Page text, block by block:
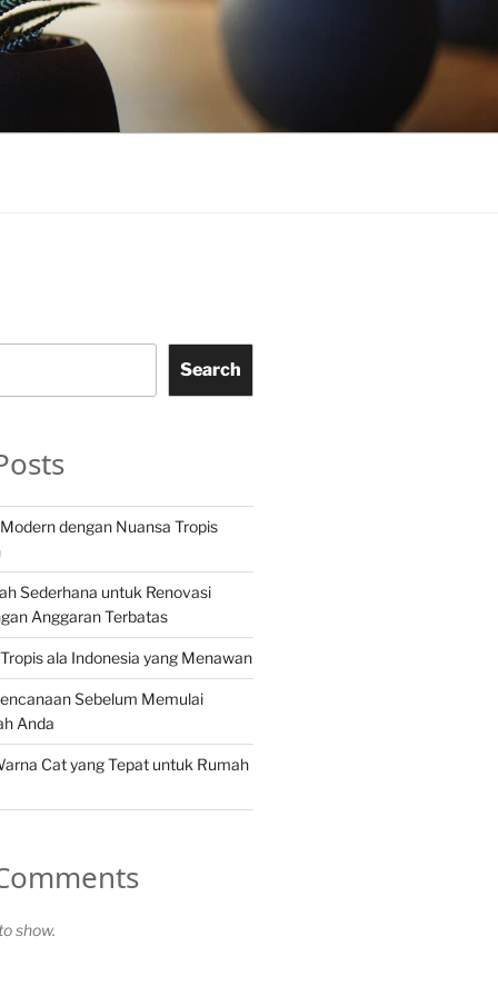
Search
dengan Nuansa Tropis
Sederhana untuk Renovasi
Anggaran Terbatas
ala Indonesia yang Menawan
Sebelum Memulai
Anda
Cat yang Tepat untuk Rumah
show.